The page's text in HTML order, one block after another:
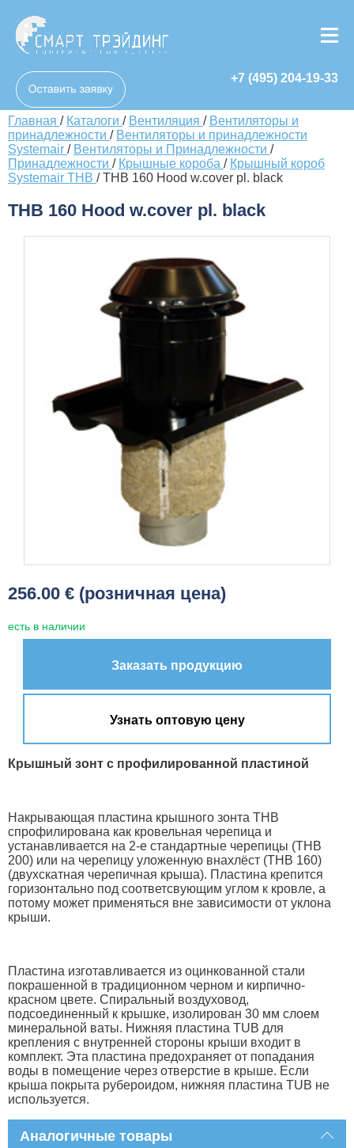
+7 (495) 204-19-33
Главная / Каталоги / Вентиляция / Вентиляторы и
принадлежности / Вентиляторы и принадлежности
Systemair / Вентиляторы и Принадлежности /
Принадлежности / Крышные короба / Крышный короб
Systemair THB /THB 160 Hood w.cover pl. black
THB 160 Hood w.cover pl. black
256.00 € (розничная цена)
есть в наличии
Заказать продукцию
Узнать оптовую цену
Крышный зонт с профилированной пластиной
Накрывающая пластина крышного зонта THB
спрофилирована как кровельная черепица и
устанавливается на 2-е стандартные черепицы (ТHВ
200) или на черепицу уложенную внахлёст (ТHВ 160)
(двухскатная черепичная крыша). Пластина крепится
горизонтально под соответсвующим углом к кровле, а
потому может применяться вне зависимости от уклона
крыши.
Пластина изготавливается из оцинкованной стали
покрашенной в традиционном черном и кирпично-
красном цвете. Спиральный воздуховод,
подсоединенный к крышке, изолирован 30 мм слоем
минеральной ваты. Нижняя пластина TUB для
крепления с внутренней стороны крыши входит в
комплект. Эта пластина предохраняет от попадания
воды в помещение через отверстие в крыше. Если
крыша покрыта рубероидом, нижняя пластина TUB не
используется.
Аналогичные товары